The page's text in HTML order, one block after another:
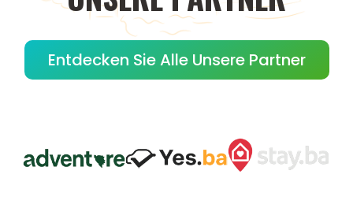
Entdecken Sie Alle Unsere Partner